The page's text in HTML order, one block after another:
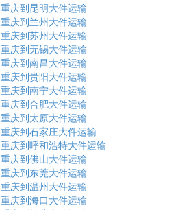
重庆到昆明大件运输
重庆到兰州大件运输
重庆到苏州大件运输
重庆到无锡大件运输
重庆到南昌大件运输
重庆到贵阳大件运输
重庆到南宁大件运输
重庆到合肥大件运输
重庆到太原大件运输
重庆到石家庄大件运输
重庆到呼和浩特大件运输
重庆到佛山大件运输
重庆到东莞大件运输
重庆到温州大件运输
重庆到海口大件运输